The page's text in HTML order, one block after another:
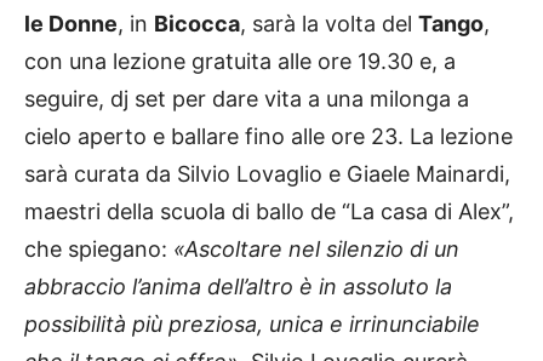
le Donne, in Bicocca, sarà la volta del Tango,
con una lezione gratuita alle ore 19.30 e, a
seguire, dj set per dare vita a una milonga a
cielo aperto e ballare fino alle ore 23. La lezione
sarà curata da Silvio Lovaglio e Giaele Mainardi,
maestri della scuola di ballo de “La casa di Alex”,
che spiegano: «Ascoltare nel silenzio di un
abbraccio l’anima dell’altro è in assoluto la
possibilità più preziosa, unica e irrinunciabile